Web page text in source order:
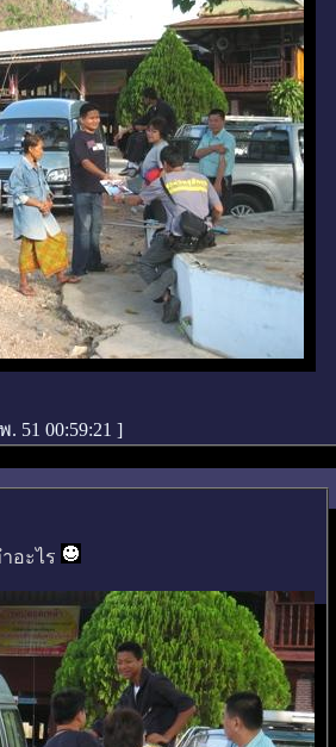
. 51 00:59:21 ]
อะไร